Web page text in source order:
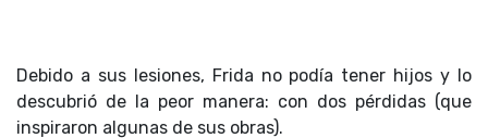
Debido a sus lesiones, Frida no podía tener hijos y lo
descubrió de la peor manera: con dos pérdidas (que
inspiraron algunas de sus obras).